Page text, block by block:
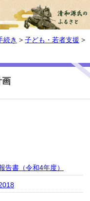
続き > 子ども・若者支援 >
画
告書（令和4年度）